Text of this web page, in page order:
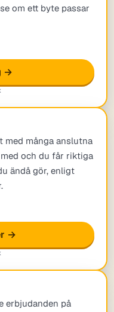
om ett byte passar
→
med många anslutna
och du får riktiga
ändå gör, enligt
→
erbjudanden på